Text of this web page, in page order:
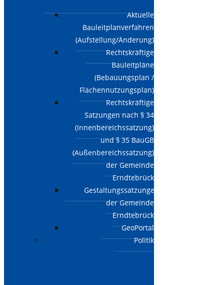
Aktuelle
Bauleitplanverfahren
(Aufstellung/Änderung)
Rechtskräftige
Bauleitpläne
(Bebauungsplan /
Flächennutzungsplan)
Rechtskräftige
Satzungen nach § 34
(Innenbereichssatzung)
und § 35 BauGB
(Außenbereichssatzung)
der Gemeinde
Erndtebrück
Gestaltungssatzungen
der Gemeinde
Erndtebrück
GeoPortal
Politik